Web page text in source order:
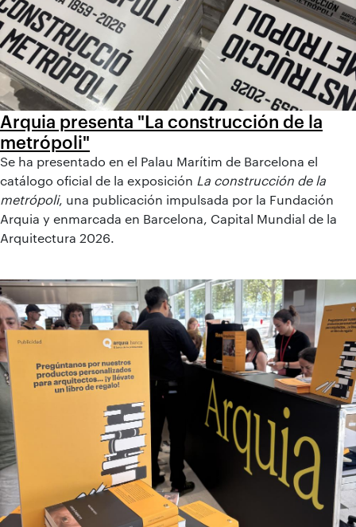
Arquia presenta "La construcción de la
metrópoli"
Se ha presentado en el Palau Marítim de Barcelona el
catálogo oficial de la exposición La construcción de la
metrópoli, una publicación impulsada por la Fundación
Arquia y enmarcada en Barcelona, Capital Mundial de la
Arquitectura 2026.